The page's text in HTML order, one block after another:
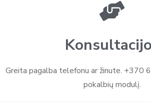
Greita pagalba telefonu ar žinute. +370
pokalbių modulį.